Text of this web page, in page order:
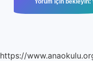
https://